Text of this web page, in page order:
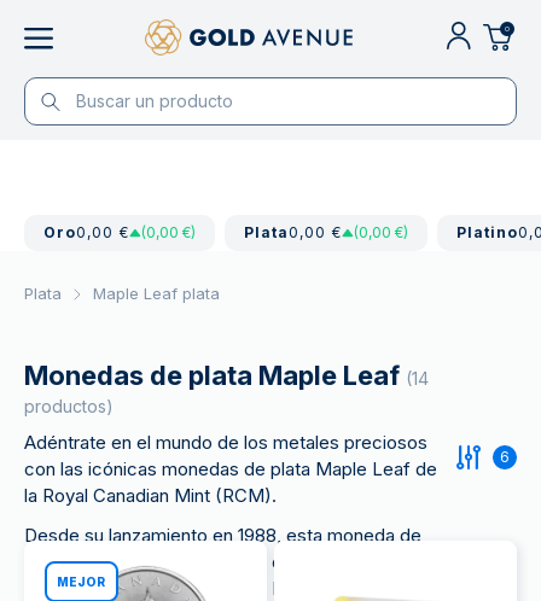
0
Oro0,00 € (0,00 €) Plata0,00 € (0,00 €) Platino
Plata Maple Leaf plata
Monedas de plata Maple Leaf (14
productos)
Adéntrate en el mundo de los metales preciosos
con las icónicas monedas de plata Maple Leaf de
la Royal Canadian Mint (RCM).
Desde su lanzamiento en 1988, esta moneda de
plata se ha convertido en una de las favoritas entre
inversores de todo el mundo. Destaca por su
6
MEJOR